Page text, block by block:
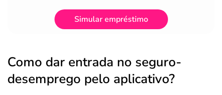
Simular empréstimo
Como dar entrada no seguro-
desemprego pelo aplicativo?